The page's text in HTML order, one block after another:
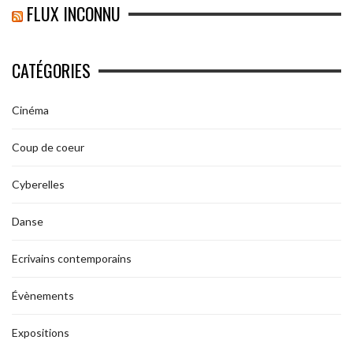
FLUX INCONNU
CATÉGORIES
Cinéma
Coup de coeur
Cyberelles
Danse
Ecrivains contemporains
Évènements
Expositions